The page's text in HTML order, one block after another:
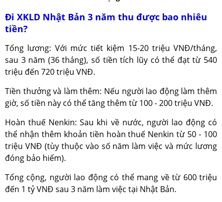
Đi XKLD Nhật Bản 3 năm thu được bao nhiêu
tiền?
Tổng lương: Với mức tiết kiệm 15-20 triệu VNĐ/tháng,
sau 3 năm (36 tháng), số tiền tích lũy có thể đạt từ 540
triệu đến 720 triệu VNĐ.
Tiền thưởng và làm thêm: Nếu người lao động làm thêm
giờ, số tiền này có thể tăng thêm từ 100 - 200 triệu VNĐ.
Hoàn thuế Nenkin: Sau khi về nước, người lao động có
thể nhận thêm khoản tiền hoàn thuế Nenkin từ 50 - 100
triệu VNĐ (tùy thuộc vào số năm làm việc và mức lương
đóng bảo hiểm).
Tổng cộng, người lao động có thể mang về từ 600 triệu
đến 1 tỷ VNĐ sau 3 năm làm việc tại Nhật Bản.